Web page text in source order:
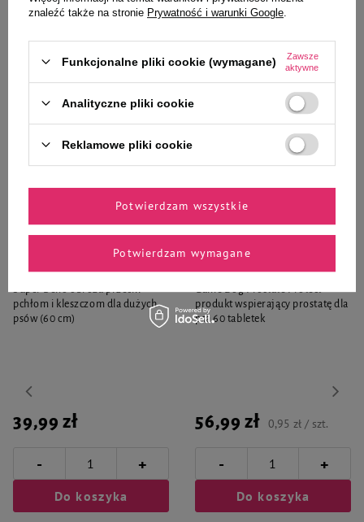
- +
Do koszyka
-
Do koszyka
Zaufane i polecane przez
naszych ekspertów
Super Beno obroża przeciw
pchłom i kleszczom dla dużych
psów (60 cm)
39,99 zł
- +
Do koszyka
Game Dog Prostate Protect
produkt wspierający prostatę dla
psa 60 tabletek
56,99 zł 0,95 zł / szt.
- +
Do koszyka
znaleźć także na stronie Prywatność i warunki Google
Funkcjonalne pliki cookie (wymagane)
Zawsze
aktywne
Analityczne pliki cookie
Reklamowe pliki cookie
Potwierdzam wymagane
Potwierdzam wszystkie